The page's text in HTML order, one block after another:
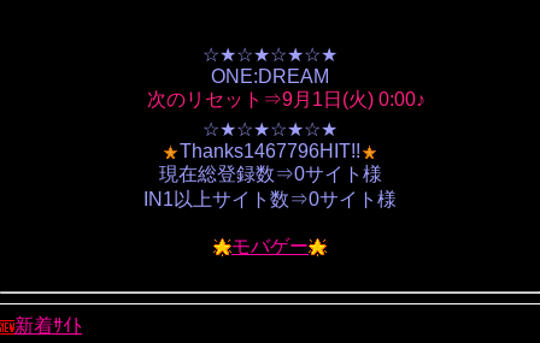
☆★☆★☆★☆★
ONE:DREAM
次のリセット⇒9月1日(火) 0:00♪
☆★☆★☆★☆★
Thanks1467796HIT!!
現在総登録数⇒0サイト様
IN1以上サイト数⇒0サイト様
モバゲー
新着ｻｲﾄ